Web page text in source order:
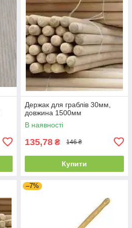
Держак для граблів 30мм,
довжина 1500мм
В наявності
135,78 ₴ 146 ₴
Купити
–7%